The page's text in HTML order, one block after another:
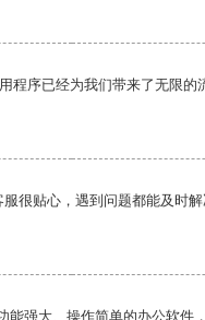
程序已经为我们带来了无限的
很贴心，遇到问题都能及时
能强大、操作简单的办公软件